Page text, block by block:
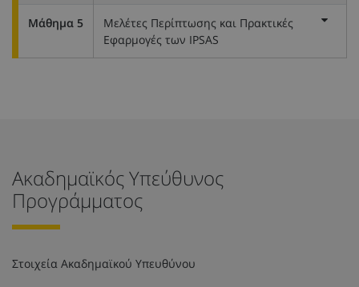
Μάθημα 5
Μελέτες Περίπτωσης και Πρακτικές
Εφαρμογές των IPSAS
Ακαδημαϊκός Υπεύθυνος
Προγράμματος
Στοιχεία Ακαδημαϊκού Υπευθύνου